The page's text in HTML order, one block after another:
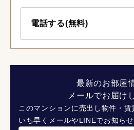
電話する(無料)
最新のお部屋
メールでお届け
このマンションに売出し物件・
いち早くメールやLINEでお知らせ